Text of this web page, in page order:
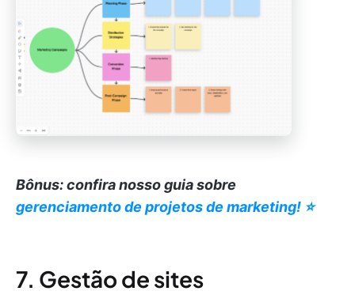
Bônus: confira nosso guia sobre
gerenciamento de projetos de marketing! ⭐️
7. Gestão de sites